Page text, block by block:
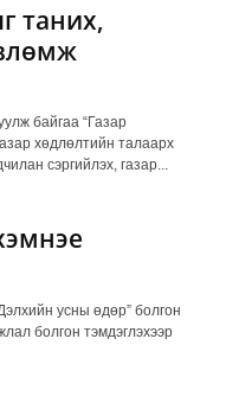
таних,
байгаа “Газар
хөдлөлтийн талаарх
сэргийлэх, газар...
усны өдөр” болгон
болгон тэмдэглэхээр